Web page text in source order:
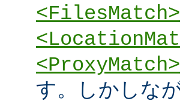
<FilesMatch>
<ProxyMatch>
す。しかしな